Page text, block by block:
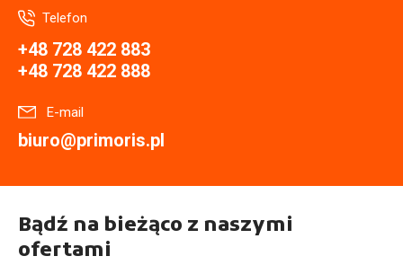
Telefon
+48 728 422 883
+48 728 422 888
E-mail
biuro@primoris.pl
Bądź na bieżąco z naszymi
ofertami